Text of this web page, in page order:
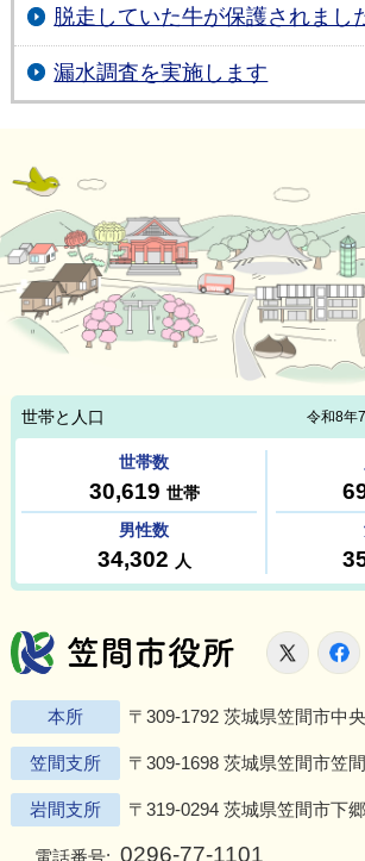
脱走していた牛が保護されまし
漏水調査を実施します
笠間市役
X
本所 〒309-1792 茨城県笠間市中
笠間支所 〒309-1698 茨城県笠間市笠
岩間支所 〒319-0294 茨城県笠間市下
電話番号: 0296-77-1101